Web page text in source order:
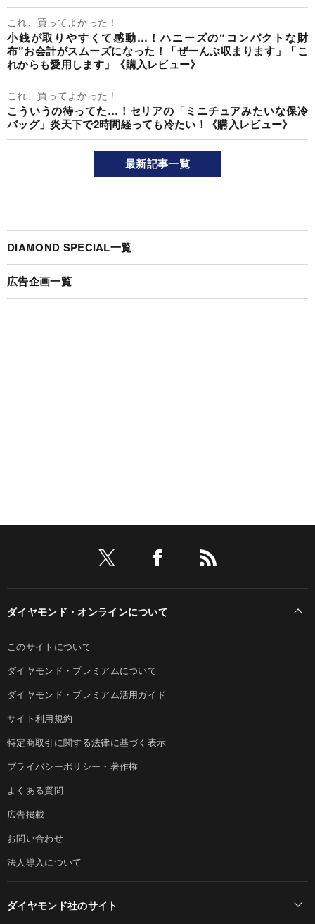
これ、買ってよかった！
小銭が取りやすくて感動…！ハニーズの“コンパクトな財
布”お会計がスムーズになった！「ぜーんぶ収まります」「こ
れからも愛用します」《購入レビュー》
これ、買ってよかった！
こういうの待ってた…！セリアの「ミニチュアみたいな保冷
バッグ」炎天下で2時間経っても冷たい！《購入レビュー》
最新記事一覧
DIAMOND SPECIAL一覧
広告企画一覧
ダイヤモンド・オンラインについて
このサイトについて
ダイヤモンド・プレミアムについて
ダイヤモンド・プレミアム活用ガイド
サイト利用規約
特定商取引に関する法律に基づく表示
プライバシーポリシー・著作権
よくある質問
広告掲載
お問い合わせ
法人導入について
ダイヤモンド社のサイト